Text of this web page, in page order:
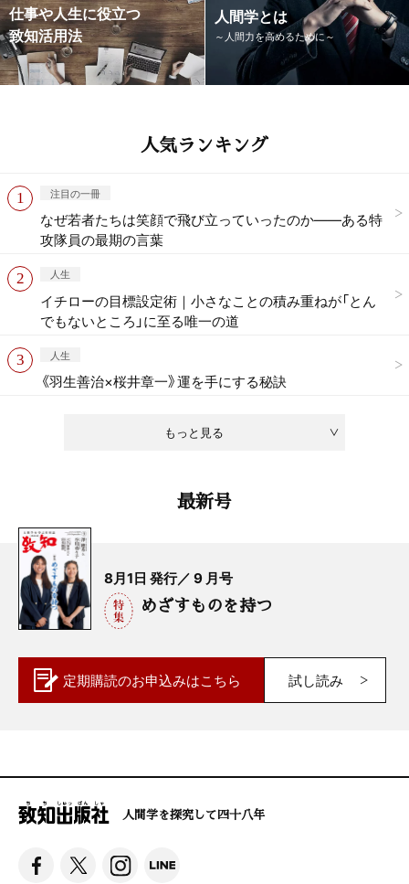
仕事や人生に役立つ
致知活用法
人間学とは
～人間力を高めるために～
人気ランキング
もっと見る
注目の一冊
なぜ若者たちは笑顔で飛び立っていったのか——ある特
攻隊員の最期の言葉
人生
イチローの目標設定術｜小さなことの積み重ねが「とん
でもないところ」に至る唯一の道
人生
《羽生善治×桜井章一》運を手にする秘訣
最新号
8月1日 発行／ 9 月号
めざすものを持つ
定期購読のお申込みはこちら 試し読み
人間学を探究して四十八年